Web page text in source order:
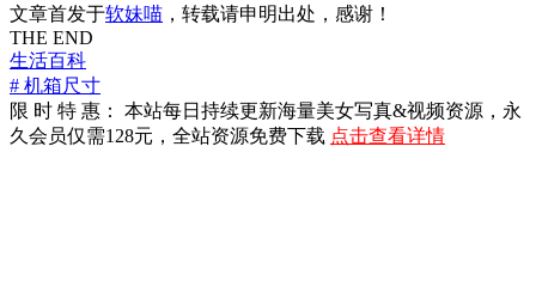
文章首发于软妹喵 ，转载请申明出处，感谢！
THE END
生活百科
# 机箱尺寸
限 时 特 惠： 本站每日持续更新海量美女写真&视频资源，永
久会员仅需128元，全站资源免费下载 点击查看详情